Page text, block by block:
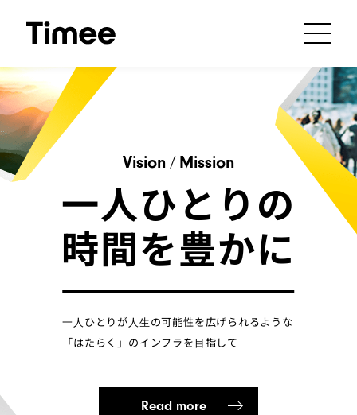
Vision / Mission
一人ひとりの
時間を豊かに
⼀⼈ひとりが⼈⽣の可能性を広げられるような
「はたらく」のインフラを⽬指して
Read more